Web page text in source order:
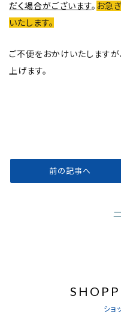
だく場合がございます。 お急
いたします。
ご不便をおかけいたします
上げます。
前の記事へ
ショ